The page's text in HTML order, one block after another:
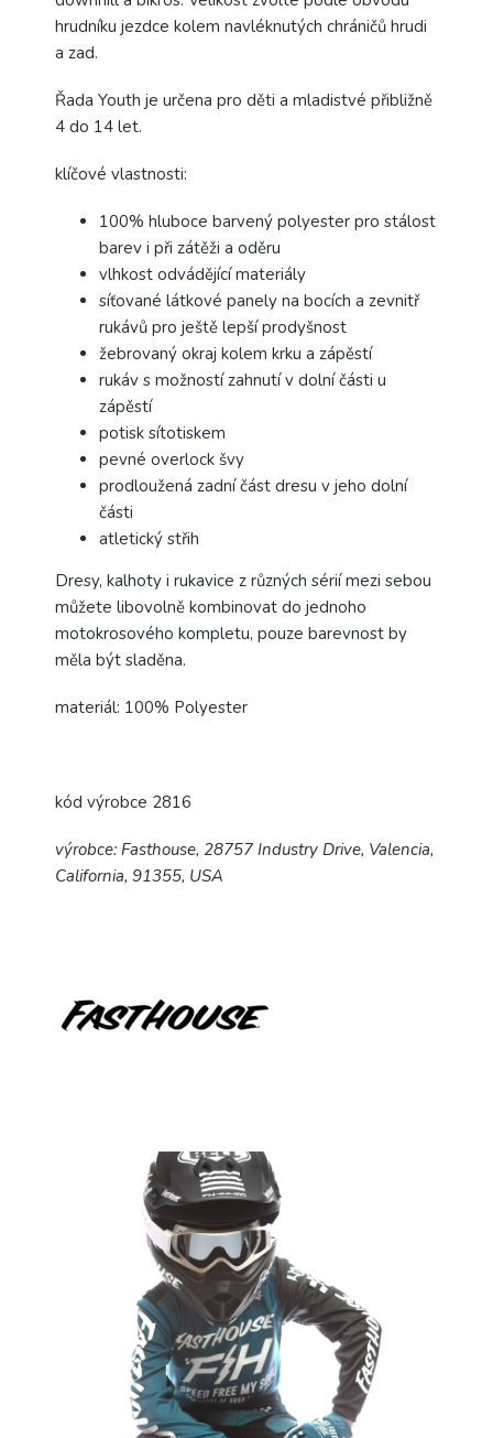
hrudníku jezdce kolem navléknutých chráničů hrudi
a zad.
Řada Youth je určena pro děti a mladistvé přibližně
4 do 14 let.
klíčové vlastnosti:
100% hluboce barvený polyester pro stálost
barev i při zátěži a oděru
vlhkost odvádějící materiály
síťované látkové panely na bocích a zevnitř
rukávů pro ještě lepší prodyšnost
žebrovaný okraj kolem krku a zápěstí
rukáv s možností zahnutí v dolní části u
zápěstí
potisk sítotiskem
pevné overlock švy
prodloužená zadní část dresu v jeho dolní
části
atletický střih
Dresy, kalhoty i rukavice z různých sérií mezi sebou
můžete libovolně kombinovat do jednoho
motokrosového kompletu, pouze barevnost by
měla být sladěna.
materiál: 100% Polyester
kód výrobce 2816
výrobce: Fasthouse, 28757 Industry Drive, Valencia,
California, 91355, USA